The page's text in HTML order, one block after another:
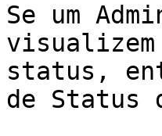
Se um
status,
de Status